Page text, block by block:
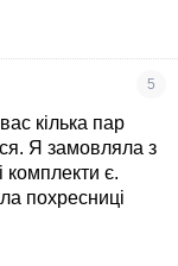
5
кілька пар
Я замовляла з
комплекти є.
похресниці